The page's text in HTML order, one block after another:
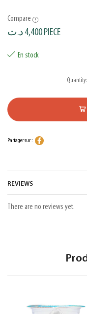
Compare
4,400د.ت PIECE
En stock
Partager sur :
REVIEWS
There are no reviews yet.